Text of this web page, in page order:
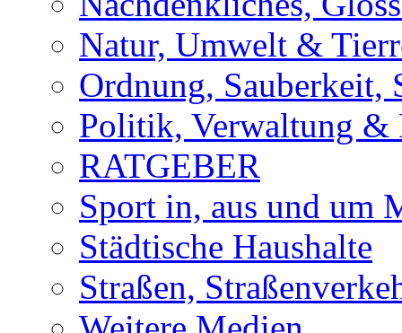
Natur, Umwelt &
Ordnung,
Politik, Verwaltung &
RATGEBER
Sport in, aus und um
Städtische Haushalte
Straßen,